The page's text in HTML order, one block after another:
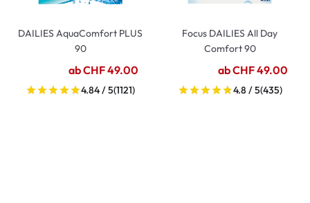
DAILIES AquaComfort PLUS
90
ab CHF 49.00
4.84 / 5(1121)
Focus DAILIES All Day
Comfort 90
ab CHF 49.00
4.8 / 5(435)